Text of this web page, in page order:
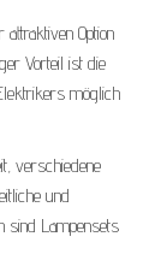
Option
Vorteil ist die
möglich
verschiedene
und
sind Lampensets